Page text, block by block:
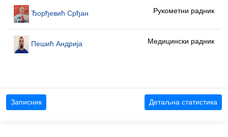
Ђорђевић Срђан Рукометни радник
Пешић Андрија Медицински радник
Записник Детаљна статистика